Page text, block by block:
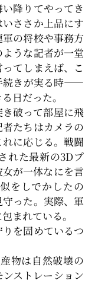
降りてやってき
ささか上品にす
の将校や事務方
うな記者が一堂
てしまえば、こ
続きが実る時――
日だった。
破って部屋に飛
たちはカメラの
に応じる。戦闘
れた最新の3Dプ
が一体なにを言
をしでかしたの
った。実際、軍
まれている。
りを固めているつ
物は自然破壊の
ストレーション